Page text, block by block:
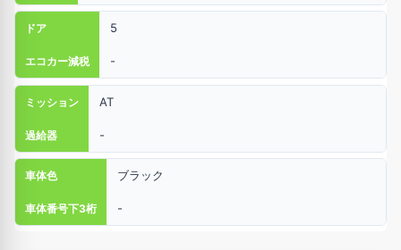
ドア 5
エコカー減税 -
ミッション AT
過給器 -
車体色 ブラック
車体番号下3桁 -